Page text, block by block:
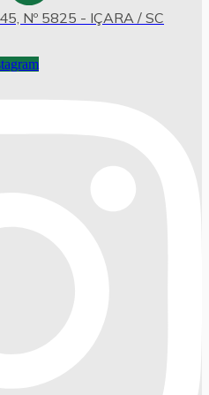
Nº 5825 - IÇARA / SC